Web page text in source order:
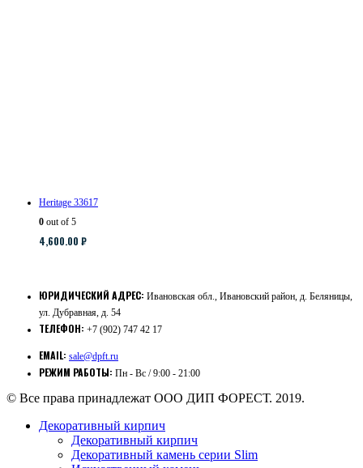
Heritage 33617
0 out of 5
4,600.00 ₽
ЮРИДИЧЕСКИЙ АДРЕС: Ивановская обл., Ивановский район, д. Беляницы,
ул. Дубравная, д. 54
ТЕЛЕФОН: +7 (902) 747 42 17
EMAIL: sale@dpft.ru
РЕЖИМ РАБОТЫ: Пн - Вс / 9:00 - 21:00
© Все права принадлежат ООО ДИП ФОРЕСТ. 2019.
Декоративный кирпич
Декоративный кирпич
Декоративный камень серии Slim